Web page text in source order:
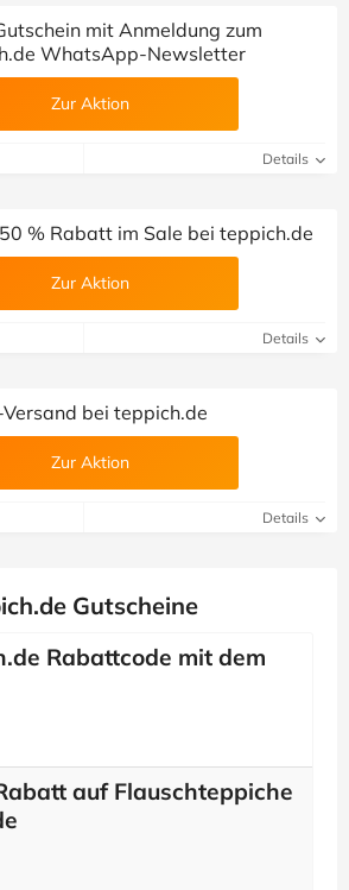
mit Anmeldung zum
WhatsApp-Newsletter
Zur Aktion
Details
% Rabatt im Sale bei teppich.de
Zur Aktion
Details
bei teppich.de
Zur Aktion
Details
Gutscheine
Rabattcode mit dem
auf Flauschteppiche